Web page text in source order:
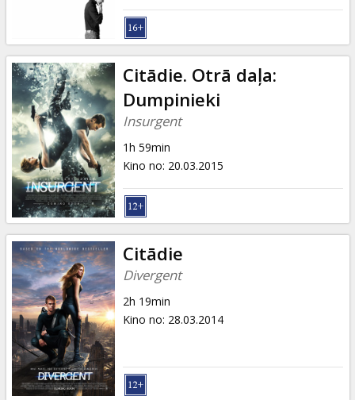
Citādie. Otrā daļa:
Dumpinieki
Insurgent
1h 59min
Kino no: 20.03.2015
Citādie
Divergent
2h 19min
Kino no: 28.03.2014